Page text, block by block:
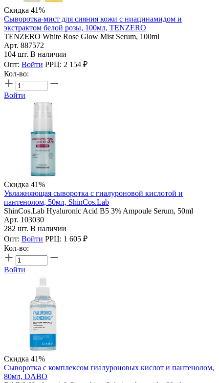
Скидка 41%
Сыворотка-мист для сияния кожи с ниацинамидом и
экстрактом белой розы, 100мл, TENZERO
TENZERO White Rose Glow Mist Serum, 100ml
Арт. 887572
104 шт. В наличии
Опт: Войти РРЦ: 2 154 ₽
Кол-во:
Войти
Скидка 41%
Увлажняющая сыворотка с гиалуроновой кислотой и
пантенолом, 50мл, ShinCos.Lab
ShinCos.Lab Hyaluronic Acid B5 3% Ampoule Serum, 50ml
Арт. 103030
282 шт. В наличии
Опт: Войти РРЦ: 1 605 ₽
Кол-во:
Войти
Скидка 41%
Сыворотка с комплексом гиалуроновых кислот и пантенолом,
80мл, DABO